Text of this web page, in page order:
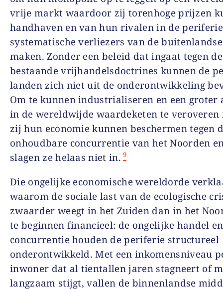
vrije markt waardoor zij torenhoge prijzen
handhaven en van hun rivalen in de
systematische verliezers van de
maken. Zonder een beleid dat ingaat tegen de
bestaande vrijhandelsdoctrines kunnen de
landen zich niet uit de onderontwikkeling
Om te kunnen industrialiseren en een groter
in de wereldwijde waardeketen te veroveren
zij hun economie kunnen beschermen tegen
onhoudbare concurrentie van het Noorden
slagen ze helaas niet in. 9
Die ongelijke economische wereldorde
waarom de sociale last van de ecologische
zwaarder weegt in het Zuiden dan in het
te beginnen financieel: de ongelijke handel
concurrentie houden de periferie structureel
onderontwikkeld. Met een inkomensniveau
inwoner dat al tientallen jaren stagneert of
langzaam stijgt, vallen de binnenlandse